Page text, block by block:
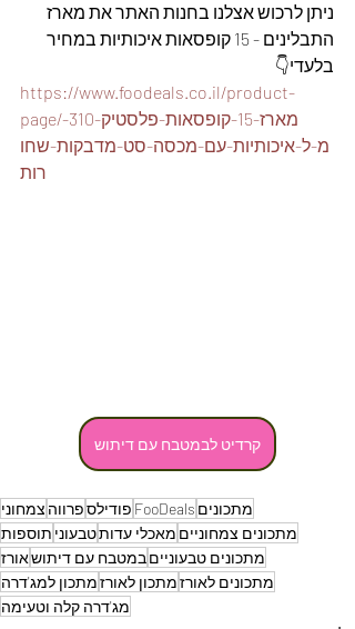
ניתן לרכוש אצלנו בחנות האתר את מארז
התבלינים - 15 קופסאות איכותיות במחיר
בלעדי👇
https://www.foodeals.co.il/product-
page/מארז-15-קופסאות-פלסטיק-310-
מ-ל-איכותיות-עם-מכסה-סט-מדבקות-שחו
רות
קרדיט לבמטבח עם דיתוש
מתכונים FooDeals פודילספרווה צמחוני
מתכונים צמחוניים מאכלי עדותטבעוני תוספות
מתכונים טבעונייםבמטבח עם דיתושאורז
מתכונים לאורזמתכון לאורזמתכון למג'דרה
מג'דרה קלה וטעימה